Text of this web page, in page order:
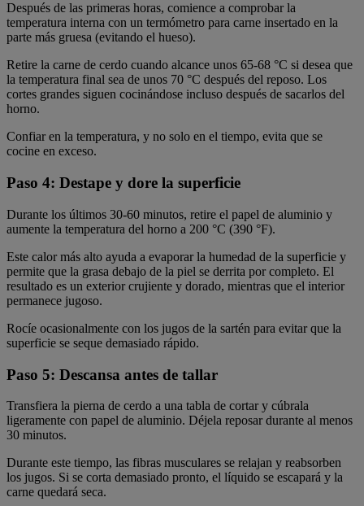
Después de las primeras horas, comience a comprobar la
temperatura interna con un termómetro para carne insertado en la
parte más gruesa (evitando el hueso).
Retire la carne de cerdo cuando alcance unos 65-68 °C si desea que
la temperatura final sea de unos 70 °C después del reposo. Los
cortes grandes siguen cocinándose incluso después de sacarlos del
horno.
Confiar en la temperatura, y no solo en el tiempo, evita que se
cocine en exceso.
Paso 4: Destape y dore la superficie
Durante los últimos 30-60 minutos, retire el papel de aluminio y
aumente la temperatura del horno a 200 °C (390 °F).
Este calor más alto ayuda a evaporar la humedad de la superficie y
permite que la grasa debajo de la piel se derrita por completo. El
resultado es un exterior crujiente y dorado, mientras que el interior
permanece jugoso.
Rocíe ocasionalmente con los jugos de la sartén para evitar que la
superficie se seque demasiado rápido.
Paso 5: Descansa antes de tallar
Transfiera la pierna de cerdo a una tabla de cortar y cúbrala
ligeramente con papel de aluminio. Déjela reposar durante al menos
30 minutos.
Durante este tiempo, las fibras musculares se relajan y reabsorben
los jugos. Si se corta demasiado pronto, el líquido se escapará y la
carne quedará seca.